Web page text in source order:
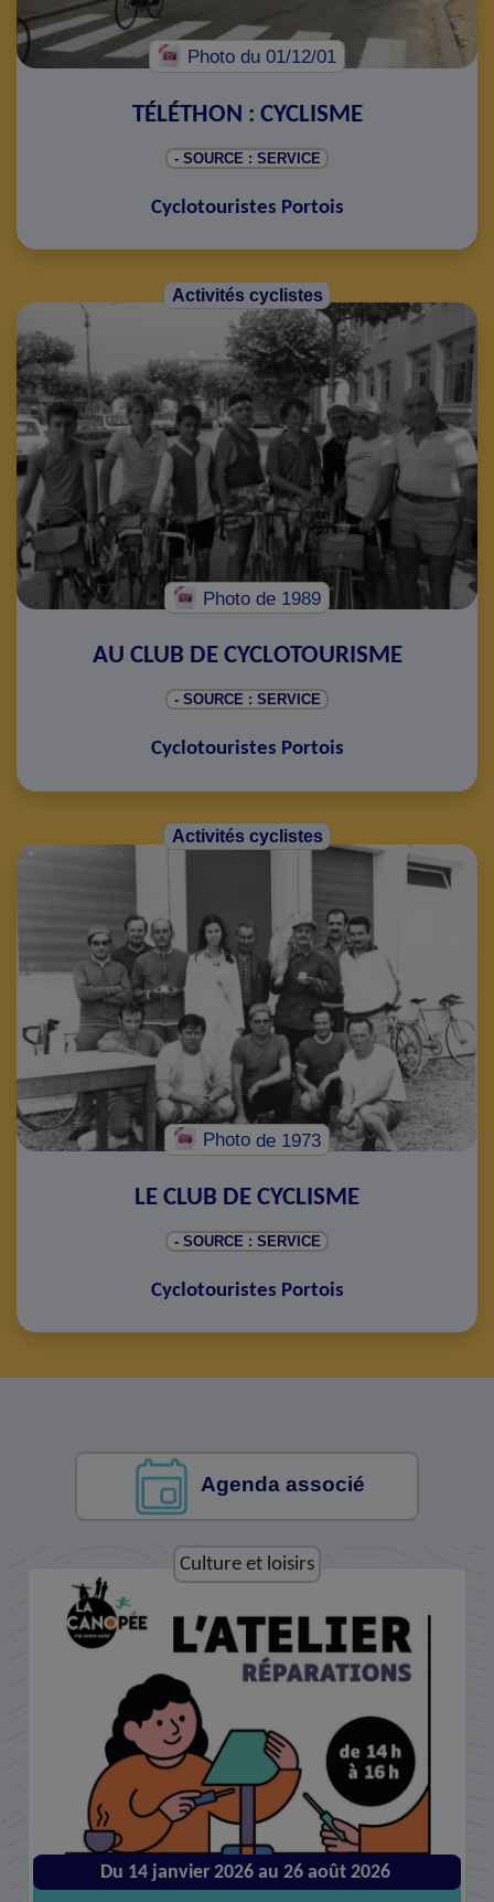
Photo du 01/12/01
TÉLÉTHON : CYCLISME
- SOURCE : SERVICE
Cyclotouristes Portois
Activités cyclistes
Photo de 1989
AU CLUB DE CYCLOTOURISME
- SOURCE : SERVICE
Cyclotouristes Portois
Activités cyclistes
Photo de 1973
LE CLUB DE CYCLISME
- SOURCE : SERVICE
Cyclotouristes Portois
Agenda associé
Culture et loisirs
Du 14 janvier 2026 au 26 août 2026